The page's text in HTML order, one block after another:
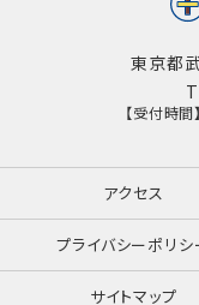
東京都
【受付時
アクセス
プライバシーポリシ
サイトマップ